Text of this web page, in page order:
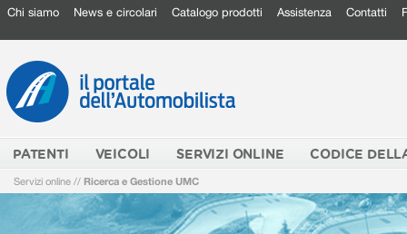
Chi siamo News e circolari Catalogo prodotti Assistenza Contatti
PATENTI VEICOLI SERVIZI ONLINE CODICE
Servizi online // Ricerca e Gestione UMC